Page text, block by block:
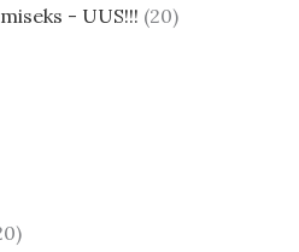
- UUS!!! 20